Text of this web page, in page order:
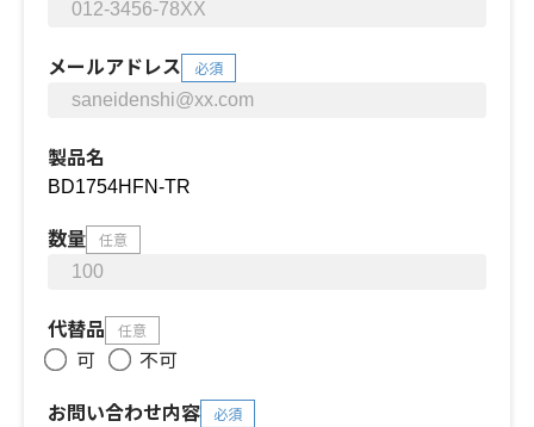
メールアドレス 必須
製品名
数量 任意
代替品 任意
可
不可
お問い合わせ内容
必須